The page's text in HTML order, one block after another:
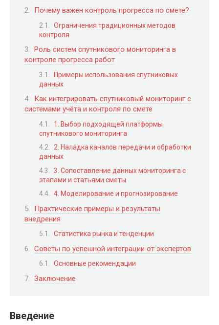
Почему важен контроль прогресса по смете?
Ограничения традиционных методов
контроля
Роль систем спутникового мониторинга в
контроле прогресса работ
Примеры использования спутниковых
данных
Как интегрировать спутниковый мониторинг с
системами учёта и контроля по смете
1. Выбор подходящей платформы
спутникового мониторинга
2. Наладка каналов передачи и обработки
данных
3. Сопоставление данных мониторинга с
этапами и статьями сметы
4. Моделирование и прогнозирование
Практические примеры и результаты
внедрения
Статистика рынка и тенденции
Советы по успешной интеграции от экспертов
Основные рекомендации
Заключение
Введение